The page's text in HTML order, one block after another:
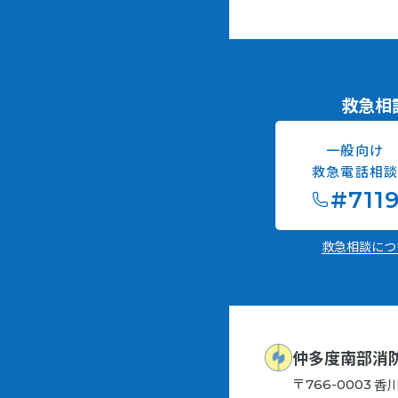
救急相
一般向け
救急電話相談
救急相談に
仲多度南部消
〒766-0003 香